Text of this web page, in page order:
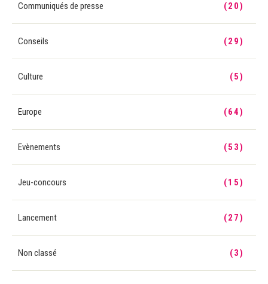
Communiqués de presse (20)
Conseils (29)
Culture (5)
Europe (64)
Evènements (53)
Jeu-concours (15)
Lancement (27)
Non classé (3)